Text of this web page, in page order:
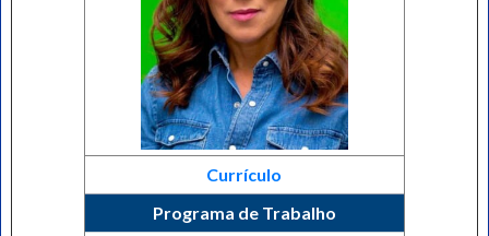
Currículo
Programa de Trabalho